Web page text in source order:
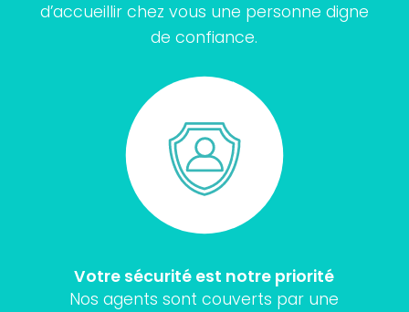
d’accueillir chez vous une personne digne
de confiance.
Votre sécurité est notre priorité
Nos agents sont couverts par une